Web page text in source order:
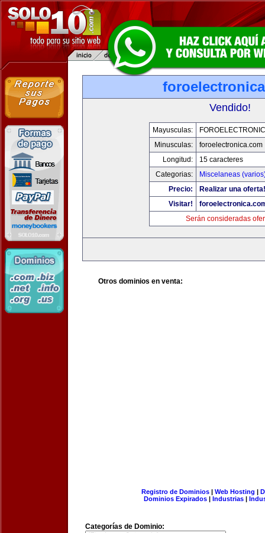
Vendido!
Mayusculas:
Minusculas:
foroelectronica.com
Longitud:
15 caracteres
Categorias:
Miscelaneas
Precio:
Realizar una oferta!
Visitar!
Serán consideradas
Otros dominios en venta:
Registro de Dominios| Web Hosting |
Dominios Expirados | Industrias |
Categorías de Dominio: